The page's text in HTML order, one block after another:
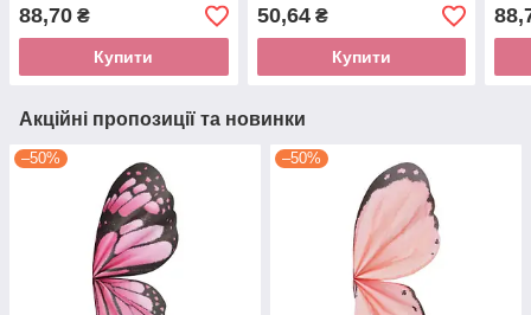
70смх10м
88,70 ₴
Купити
70см х 5м
50,64₴
Купити
Акційні пропозиції та новинки
–50% –50%